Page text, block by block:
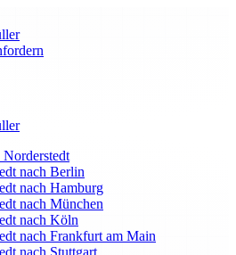
nach Berlin
nach Hamburg
nach München
nach Köln
nach Frankfurt am Main
nach Stuttgart